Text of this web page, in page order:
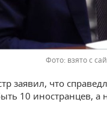
взято с
заявил, что
10 иностранцев,